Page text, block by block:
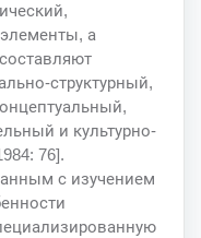
а
структурный,
и культурно-
76].
с изучением